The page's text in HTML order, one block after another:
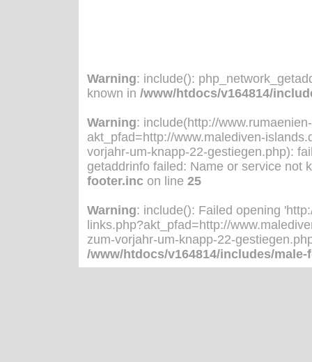
Warning: include():
known in/www/htdocs/v164814/
Warning: include(http://
akt_pfad=http://www.malediven-
vorjahr-um-knapp-22-gestiegen.php):
getaddrinfo failed: Name or service not
footer.inc on line25
Warning: include(): Failed opening
links.php?akt_pfad=http://
zum-vorjahr-um-knapp-22-
/www/htdocs/v164814/includes/male-